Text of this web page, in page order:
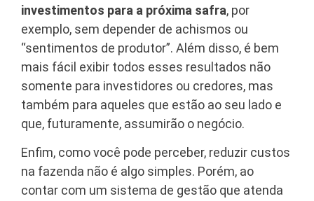
investimentos para a próxima safra, por
exemplo, sem depender de achismos ou
“sentimentos de produtor”. Além disso, é bem
mais fácil exibir todos esses resultados não
somente para investidores ou credores, mas
também para aqueles que estão ao seu lado e
que, futuramente, assumirão o negócio.
Enfim, como você pode perceber, reduzir custos
na fazenda não é algo simples. Porém, ao
contar com um sistema de gestão que atenda